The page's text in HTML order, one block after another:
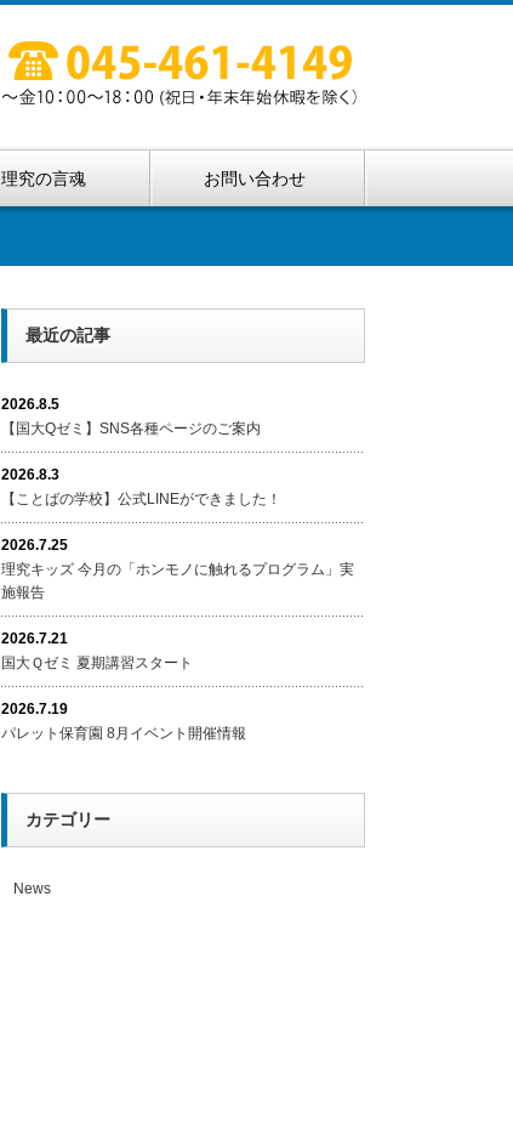
理究の言魂 お問い合わせ
最近の記事
2026.8.5
【国大Qゼミ】SNS各種ページのご案内
2026.8.3
【ことばの学校】公式LINEができました！
2026.7.25
理究キッズ 今月の「ホンモノに触れるプログラム」実
施報告
2026.7.21
国大Ｑゼミ 夏期講習スタート
2026.7.19
パレット保育園 8月イベント開催情報
カテゴリー
News